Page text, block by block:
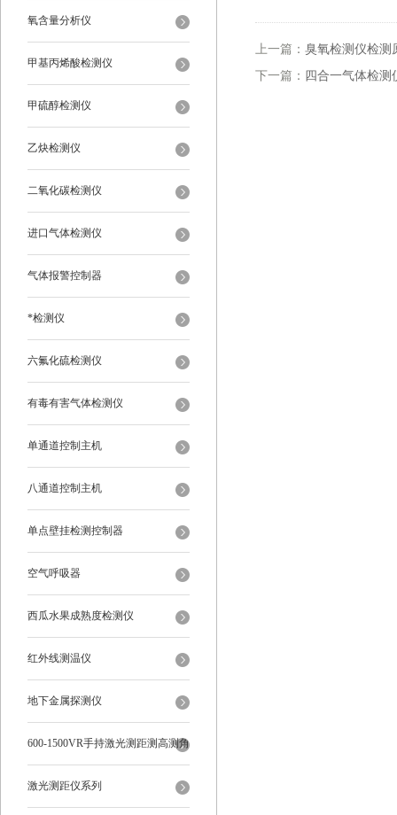
氧含量分析仪
甲基丙烯酸检测仪
甲硫醇检测仪
乙炔检测仪
二氧化碳检测仪
进口气体检测仪
气体报警控制器
*检测仪
六氟化硫检测仪
有毒有害气体检测仪
单通道控制主机
八通道控制主机
单点壁挂检测控制器
空气呼吸器
西瓜水果成熟度检测仪
红外线测温仪
地下金属探测仪
600-1500VR手持激光测距测高测角
多功能
激光测距仪系列
上一篇： 臭氧检测仪检测
下一篇： 四合一气体检测